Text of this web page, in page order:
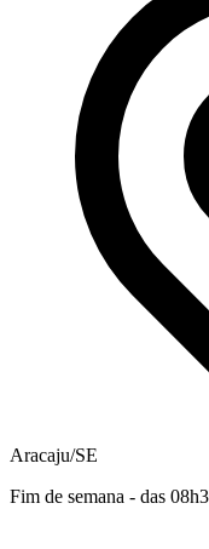
Aracaju/SE
Fim de semana - das